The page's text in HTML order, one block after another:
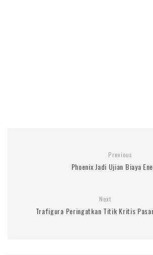
Previous
Phoenix Jadi Ujian Biaya
Next
Trafigura Peringatkan Titik Kritis